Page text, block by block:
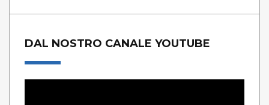
DAL NOSTRO CANALE YOUTUBE